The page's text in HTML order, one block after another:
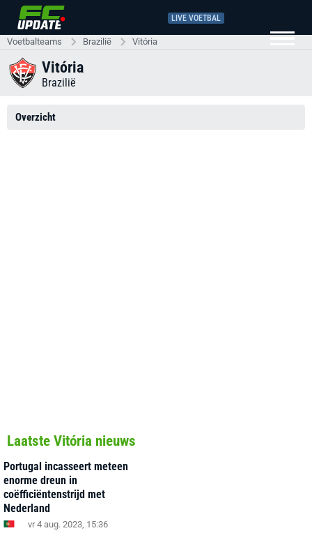
LIVE VOETBAL
Voetbalteams Brazilië Vitória
Vitória
Brazilië
Overzicht
Laatste Vitória nieuws
Portugal incasseert meteen
enorme dreun in
coëfficiëntenstrijd met
Nederland
vr 4 aug. 2023, 15:36